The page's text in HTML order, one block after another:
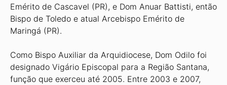
Emérito de Cascavel (PR), e Dom Anuar Battisti, então
Bispo de Toledo e atual Arcebispo Emérito de
Maringá (PR).
Como Bispo Auxiliar da Arquidiocese, Dom Odilo foi
designado Vigário Episcopal para a Região Santana,
função que exerceu até 2005. Entre 2003 e 2007,